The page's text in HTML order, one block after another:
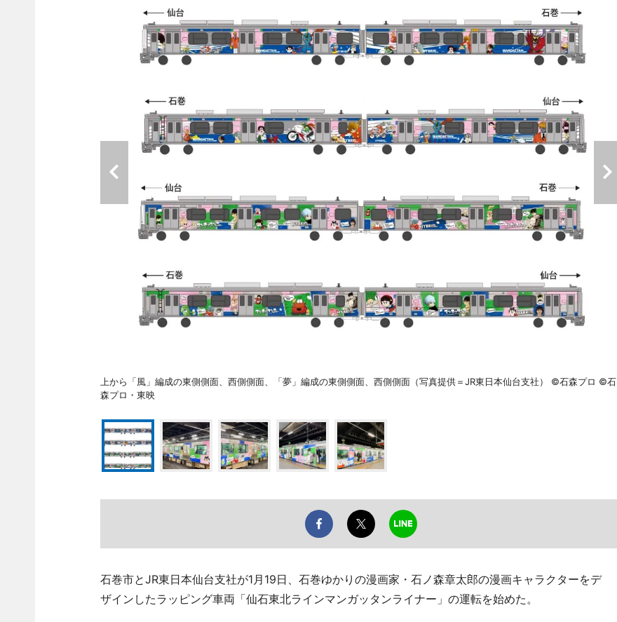
上から「風」編成の東側側面、西側側面、「夢」編成の東側側面、西側側面（写真提供＝JR東日本仙台支社） ©石森プロ ©石
森プロ・東映
石巻市とJR東日本仙台支社が1月19日、石巻ゆかりの漫画家・石ノ森章太郎の漫画キャラクターをデ
ザインしたラッピング車両「仙石東北ラインマンガッタンライナー」の運転を始めた。